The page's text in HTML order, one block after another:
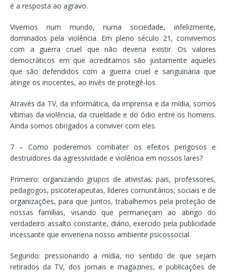
é a resposta ao agravo.
Vivemos num mundo, numa sociedade, infelizmente,
dominados pela violência. Em pleno século 21, convivemos
com a guerra cruel que não deveria existir. Os valores
democráticos em que acreditamos são justamente aqueles
que são defendidos com a guerra cruel e sanguinária que
atinge os inocentes, ao invés de protegê-los.
Através da TV, da informática, da imprensa e da mídia, somos
vítimas da violência, da crueldade e do ódio entre os homens.
Ainda somos obrigados a conviver com eles.
7 – Como poderemos combater os efeitos perigosos e
destruidores da agressividade e violência em nossos lares?
Primeiro: organizando grupos de ativistas: pais, professores,
pedagogos, psicoterapeutas, líderes comunitários, sociais e de
organizações, para que juntos, trabalhemos pela proteção de
nossas famílias, visando que permaneçam ao abrigo do
verdadeiro assalto constante, diário, exercido pela publicidade
incessante que envenena nosso ambiente psicossocial.
Segundo: pressionando a mídia, no sentido de que sejam
retirados da TV, dos jornais e magazines, e publicações de